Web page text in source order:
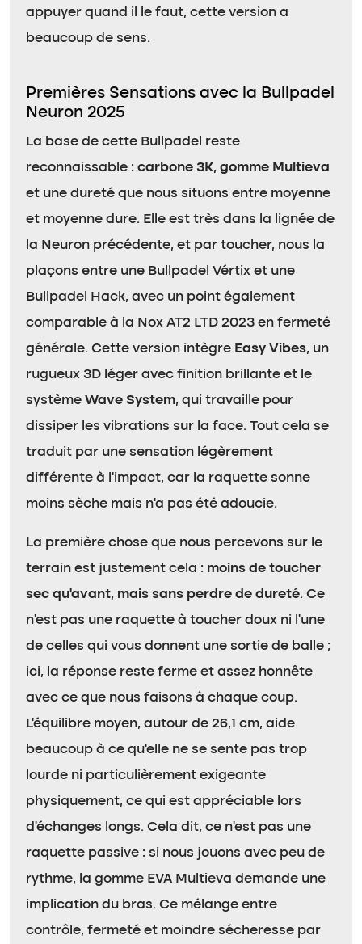
appuyer quand il le faut, cette version a
beaucoup de sens.
Premières Sensations avec la Bullpadel
Neuron 2025
La base de cette Bullpadel reste
reconnaissable : carbone 3K, gomme Multieva
et une dureté que nous situons entre moyenne
et moyenne dure. Elle est très dans la lignée de
la Neuron précédente, et par toucher, nous la
plaçons entre une Bullpadel Vértix et une
Bullpadel Hack, avec un point également
comparable à la Nox AT2 LTD 2023 en fermeté
générale. Cette version intègre Easy Vibes, un
rugueux 3D léger avec finition brillante et le
système Wave System, qui travaille pour
dissiper les vibrations sur la face. Tout cela se
traduit par une sensation légèrement
différente à l’impact, car la raquette sonne
moins sèche mais n’a pas été adoucie.
La première chose que nous percevons sur le
terrain est justement cela : moins de toucher
sec qu’avant, mais sans perdre de dureté. Ce
n’est pas une raquette à toucher doux ni l’une
de celles qui vous donnent une sortie de balle ;
ici, la réponse reste ferme et assez honnête
avec ce que nous faisons à chaque coup.
L’équilibre moyen, autour de 26,1 cm, aide
beaucoup à ce qu’elle ne se sente pas trop
lourde ni particulièrement exigeante
physiquement, ce qui est appréciable lors
d’échanges longs. Cela dit, ce n’est pas une
raquette passive : si nous jouons avec peu de
rythme, la gomme EVA Multieva demande une
implication du bras. Ce mélange entre
contrôle, fermeté et moindre sécheresse par